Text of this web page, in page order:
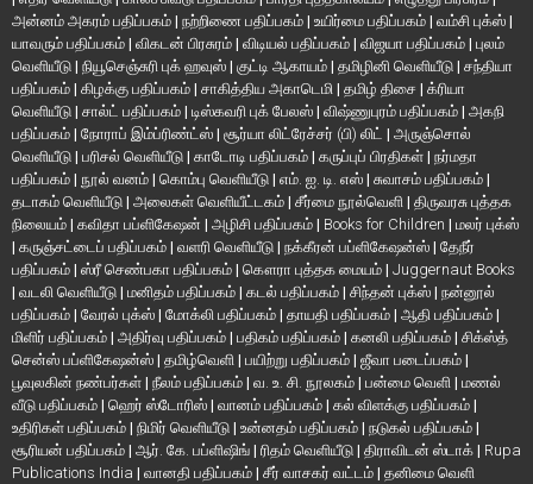
அன்னம் அகரம் பதிப்பகம் | நற்றிணை பதிப்பகம் | உயிர்மை பதிப்பகம் | வம்சி புக்ஸ் |
யாவரும் பதிப்பகம் | விகடன் பிரசுரம் | விடியல் பதிப்பகம் | விஜயா பதிப்பகம் | புலம்
வெளியீடு | நியூசெஞ்சுரி புக் ஹவுஸ் | குட்டி ஆகாயம் | தமிழினி வெளியீடு | சந்தியா
பதிப்பகம் | கிழக்கு பதிப்பகம் | சாகித்திய அகாடெமி | தமிழ் திசை | க்ரியா
வெளியீடு | சால்ட் பதிப்பகம் | டிஸ்கவரி புக் பேலஸ் | விஷ்ணுபுரம் பதிப்பகம் | அகநி
பதிப்பகம் | நோராப் இம்ப்ரிண்ட்ஸ் | சூர்யா லிட்ரேச்சர் (பி) லிட் | அருஞ்சொல்
வெளியீடு | பரிசல் வெளியீடு | காடோடி பதிப்பகம் | கருப்புப் பிரதிகள் | நர்மதா
பதிப்பகம் | நூல் வனம் | கொம்பு வெளியீடு | எம். ஐ. டி. எஸ் | சுவாசம் பதிப்பகம் |
தடாகம் வெளியீடு | அலைகள் வெளியீட்டகம் | சீர்மை நூல்வெளி | திருவரசு புத்தக
நிலையம் | கவிதா பப்ளிகேஷன் | அழிசி பதிப்பகம் | Books for Children | மலர் புக்ஸ்
| கருஞ்சட்டைப் பதிப்பகம் | வளரி வெளியீடு | நக்கீரன் பப்ளிகேஷன்ஸ் | தேநீர்
பதிப்பகம் | ஸ்ரீ செண்பகா பதிப்பகம் | கௌரா புத்தக மையம் | Juggernaut Books
| வடலி வெளியீடு | மனிதம் பதிப்பகம் | கடல் பதிப்பகம் | சிந்தன் புக்ஸ் | நன்னூல்
பதிப்பகம் | வேரல் புக்ஸ் | மோக்லி பதிப்பகம் | தாயதி பதிப்பகம் | ஆதி பதிப்பகம் |
மிளிர் பதிப்பகம் | அதிர்வு பதிப்பகம் | பதிகம் பதிப்பகம் | கனலி பதிப்பகம் | சிக்ஸ்த்
சென்ஸ் பப்ளிகேஷன்ஸ் | தமிழ்வெளி | பயிற்று பதிப்பகம் | ஜீவா படைப்பகம் |
பூவுலகின் நண்பர்கள் | நீலம் பதிப்பகம் | வ. உ. சி. நூலகம் | பன்மை வெளி | மணல்
வீடு பதிப்பகம் | ஹெர் ஸ்டோரிஸ் | வானம் பதிப்பகம் | கல் விளக்கு பதிப்பகம் |
உதிரிகள் பதிப்பகம் | நிமிர் வெளியீடு | உன்னதம் பதிப்பகம் | நடுகல் பதிப்பகம் |
சூரியன் பதிப்பகம் | ஆர். கே. பப்ளிஷிங் | ரிதம் வெளியீடு | திராவிடன் ஸ்டாக் | Rupa
Publications India | வானதி பதிப்பகம் | சீர் வாசகர் வட்டம் | தனிமை வெளி